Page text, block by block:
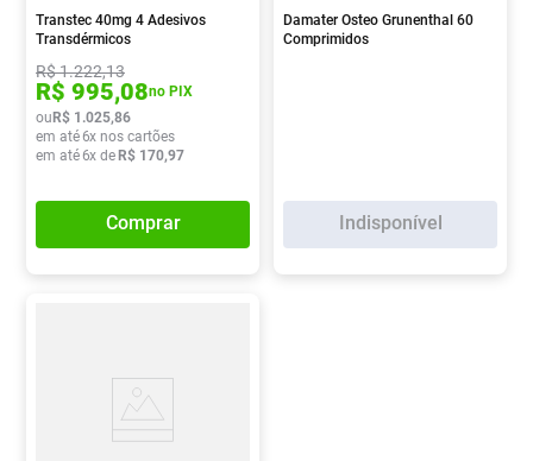
Transtec 40mg 4 Adesivos
Transdérmicos
R$1.222,13
R$ 995,08no PIX
ouR$ 1 .025,86
em até6x nos cartões
em até6x deR$ 170,97
Comprar
Damater Osteo Grunenthal 60
Comprimidos
Indisponível